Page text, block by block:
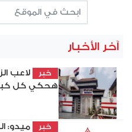
آخر الأخبار
خبر
لاعب
هحكي كل
خبر
ميدو: